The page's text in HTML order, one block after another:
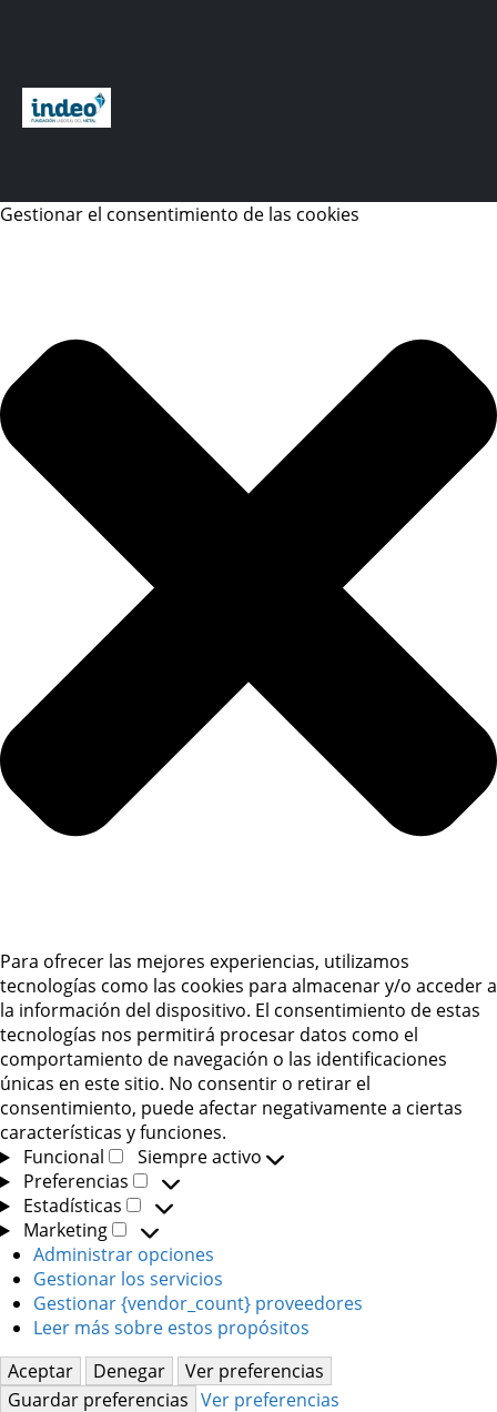
Gestionar el consentimiento de las cookies
Para ofrecer las mejores experiencias, utilizamos
tecnologías como las cookies para almacenar y/o acceder a
la información del dispositivo. El consentimiento de estas
tecnologías nos permitirá procesar datos como el
comportamiento de navegación o las identificaciones
únicas en este sitio. No consentir o retirar el
consentimiento, puede afectar negativamente a ciertas
características y funciones.
Funcional
Funcional
Siempre activo
Preferencias
Preferencias
Estadísticas
Estadísticas
Marketing
Marketing
Administrar opciones
Gestionar los servicios
Gestionar {vendor_count} proveedores
Leer más sobre estos propósitos
Aceptar
Denegar
Ver preferencias
Guardar preferencias Ver preferencias